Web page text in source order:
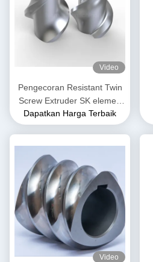
Video
Pengecoran Resistant Twin
Screw Extruder SK elemen
sekrup untuk industri plastik
Dapatkan Harga Terbaik
Video